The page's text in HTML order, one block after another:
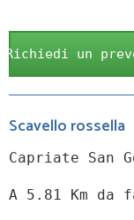
Richiedi un
Scavello rossella
Capriate San
A 5.81 Km da